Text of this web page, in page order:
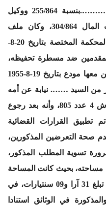
في اسم:……. بنسبة 305/864- ……….بنسبة 255/864 ووكيل
الموارث الشاغرة نيابة عن بيت المال 304/864، وكان ملف
المطلب المذكور قد أرسل إلى المحكمة المختصة بتاريخ 20-8-
المقدمين ضد مسطرة تحفيظه،
الأول صادر من طرف……… ومن معها مودع بتاريخ 19-8-1955
صادر من السيد ……. نيابة عن أمه
……. مودع بتاريخ 23-4-1957 كناش 4 عدد 805، وأنه بعد رجوع
تطبيق القرارات القضائية
صحة التعرضين المذكورين،
تسوية المطلب المذكور،
مساحته، بحيث كانت المساحة
التي أسفر عنها التصميم العقاري تبلغ 31 آرا و09 سنتيارات، في
في الوثائق استنادا